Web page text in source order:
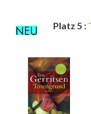
Platz 5 :